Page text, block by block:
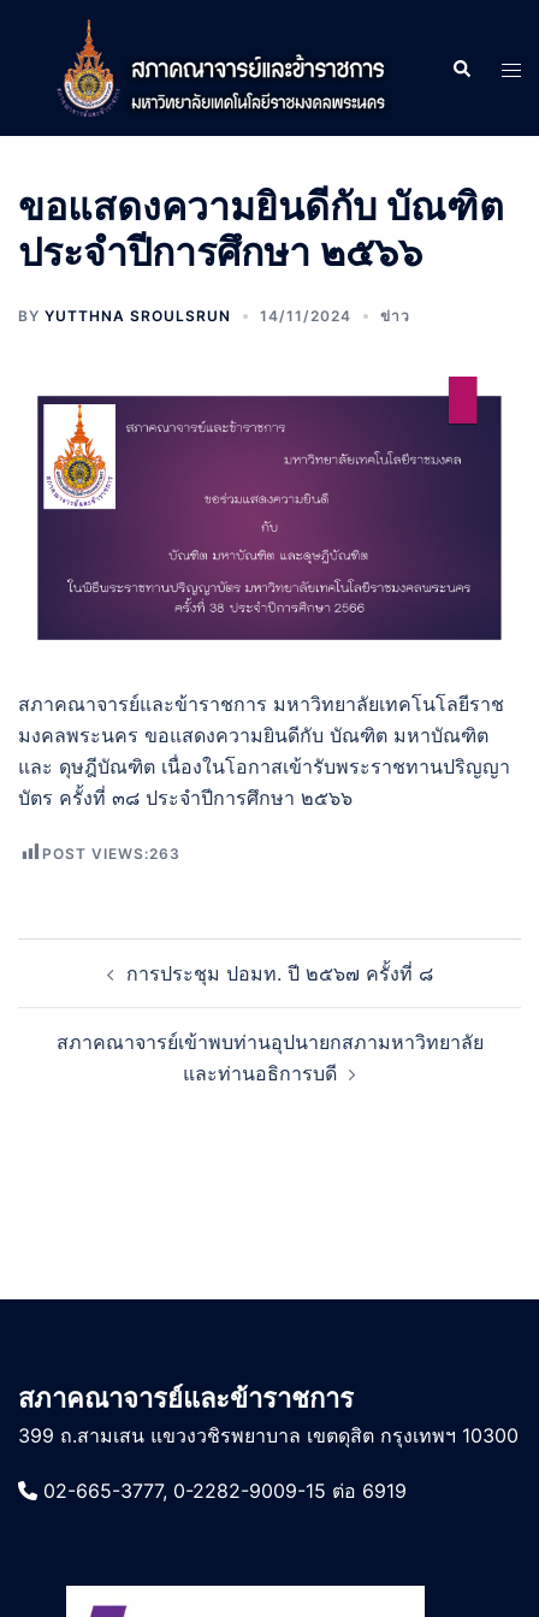
content
Search
ขอแสดงความยินดีกับ บัณฑิต
ประจำปีการศึกษา ๒๕๖๖
BY YUTTHNA SROULSRUN 14/11/2024 ข่าว
สภาคณาจารย์และข้าราชการ มหาวิทยาลัยเทคโนโลยีราช
มงคลพระนคร ขอแสดงความยินดีกับ บัณฑิต มหาบัณฑิต
และ ดุษฎีบัณฑิต เนื่องในโอกาสเข้ารับพระราชทานปริญญา
บัตร ครั้งที่ ๓๘ ประจำปีการศึกษา ๒๕๖๖
POST VIEWS:263
navigationการประชุม ปอมท. ปี ๒๕๖๗ ครั้งที่ ๘
สภาคณาจารย์เข้าพบท่านอุปนายกสภามหาวิทยาลัย
และท่านอธิการบดี
สภาคณาจารย์และข้าราชการ
399 ถ.สามเสน แขวงวชิรพยาบาล เขตดุสิต กรุงเทพฯ 10300
02-665-3777, 0-2282-9009-15 ต่อ 6919